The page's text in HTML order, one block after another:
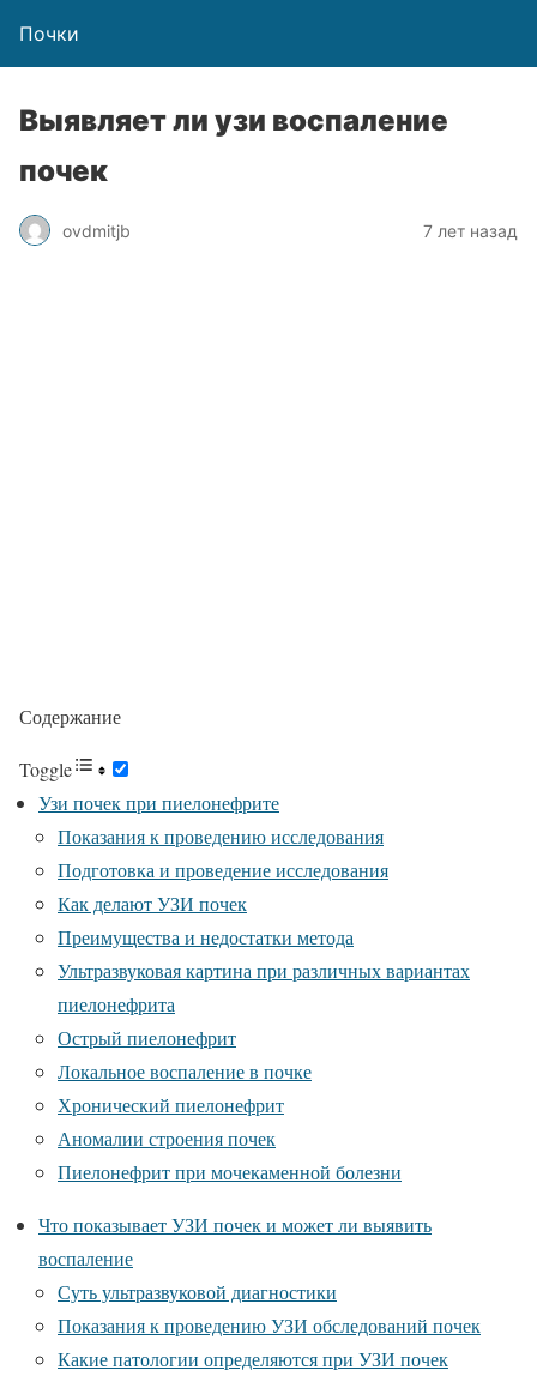
Почки
Выявляет ли узи воспаление
почек
ovdmitjb 7 лет назад
Содержание
Toggle
Узи почек при пиелонефрите
Показания к проведению исследования
Подготовка и проведение исследования
Как делают УЗИ почек
Преимущества и недостатки метода
Ультразвуковая картина при различных вариантах
пиелонефрита
Острый пиелонефрит
Локальное воспаление в почке
Хронический пиелонефрит
Аномалии строения почек
Пиелонефрит при мочекаменной болезни
Что показывает УЗИ почек и может ли выявить
воспаление
Суть ультразвуковой диагностики
Показания к проведению УЗИ обследований почек
Какие патологии определяются при УЗИ почек